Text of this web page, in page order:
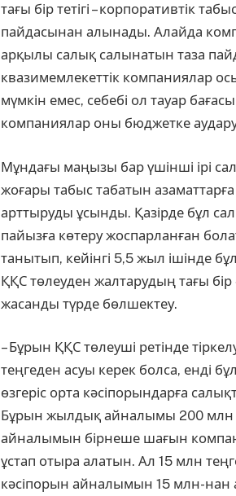
тағы бір тетігі – корпоративтік
пайдасынан алынады. Алайда
арқылы салық салынатын таза
квазимемлекеттік компаниялар
мүмкін емес, себебі ол тауар
компаниялар оны бюджетке
Мұндағы маңызы бар үшінші ірі
жоғары табыс таба­тын
арттыруды ұсынды. Қазірде бұл
пайызға көтеру жоспарланған
танытып, кейінгі 5,5 жыл ішінде
ҚҚС төлеуден жалтарудың тағы
жасанды түрде бөлшектеу.
– Бұрын ҚҚС төлеуші ретінде
теңгеден асуы керек болса, енді
өзгеріс орта кәсіпорындарға
Бұрын жылдық айналымы 200 млн
айналымын бірнеше шағын
ұстап отыра алатын. Ал 15 млн
кәсіпорын айналымын 15 млн-нан